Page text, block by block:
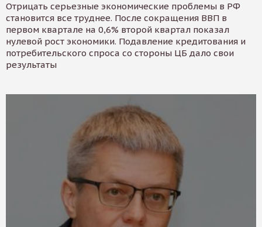
Отрицать серьезные экономические проблемы в РФ
становится все труднее. После сокращения ВВП в
первом квартале на 0,6% второй квартал показал
нулевой рост экономики. Подавление кредитования и
потребительского спроса со стороны ЦБ дало свои
результаты